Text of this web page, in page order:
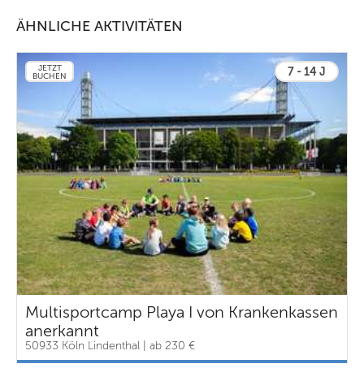
ÄHNLICHE AKTIVITÄTEN
JETZT
BUCHEN
7 - 14 J
Multisportcamp Playa I von Krankenkassen
anerkannt
50933 Köln Lindenthal | ab 230 €